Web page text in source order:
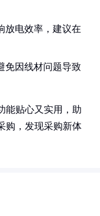
放电效率，建议在
免因线材问题导致
能贴心又实用，助
购，发现采购新体